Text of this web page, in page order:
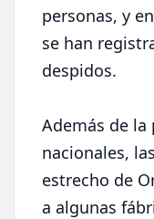
personas, y
se han
despidos.
Además de
nacionales,
estrecho de
a algunas